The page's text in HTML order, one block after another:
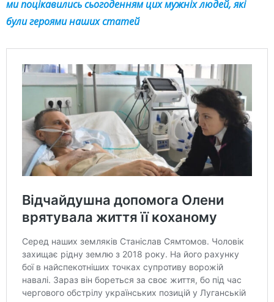
ми поцікавились сьогоденням цих мужніх людей, які
були героями наших статей